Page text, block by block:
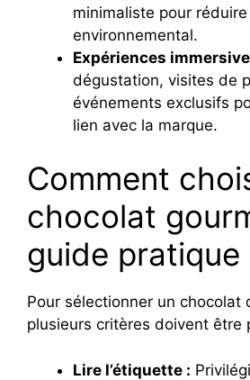
minimaliste pour réduire
environnemental.
Expériences
dégustation, visites de
événements exclusifs
lien avec la marque.
Comment
chocolat
guide pratique
Pour sélectionner un chocolat
plusieurs critères doivent être
Lire l’étiquette :